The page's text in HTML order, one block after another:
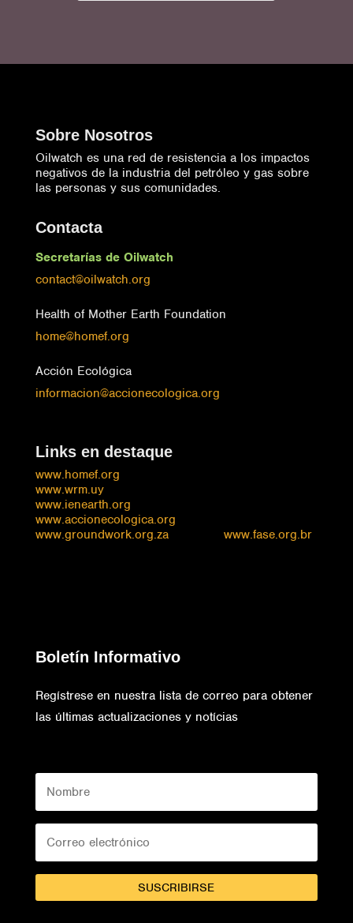
Sobre Nosotros
Oilwatch es una red de resistencia a los impactos
negativos de la industria del petróleo y gas sobre
las personas y sus comunidades.
Contacta
Secretarías de Oilwatch
contact@oilwatch.org
Health of Mother Earth Foundation
home@homef.org
Acción Ecológica
informacion@accionecologica.org
Links en destaque
www.homef.org
www.wrm.uy
www.ienearth.org
www.accionecologica.org
www.groundwork.org.za
www.fase.org.br
Boletín Informativo
Regístrese en nuestra lista de correo para obtener
las últimas actualizaciones y notícias
SUSCRIBIRSE